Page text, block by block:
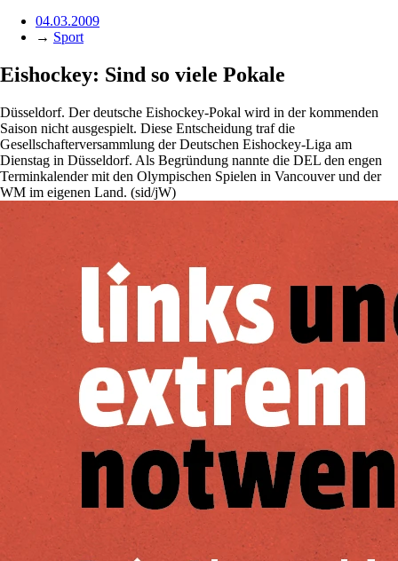
04.03.2009
→ Sport
Eishockey: Sind so viele Pokale
Düsseldorf. Der deutsche Eis­hockey-Pokal wird in der kommenden
Saison nicht ausgespielt. Diese Entscheidung traf die
Gesellschafterversammlung der Deutschen Eishockey-Liga am
Dienstag in Düsseldorf. Als Begründung nannte die DEL den engen
Terminkalender mit den Olympischen Spielen in Vancouver und der
WM im eigenen Land. (sid/jW)